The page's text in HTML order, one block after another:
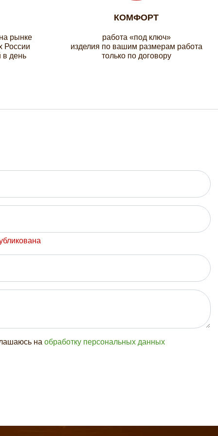
рынке
России
в день
КОМФОРТ
работа «под ключ»
изделия по вашим размерам работа
только по договору
на обработку персональных данных